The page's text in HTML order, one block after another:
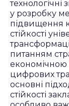
у розробку
підвищення
стійкості
питанням
економічною
цифрових
основні
стійкості